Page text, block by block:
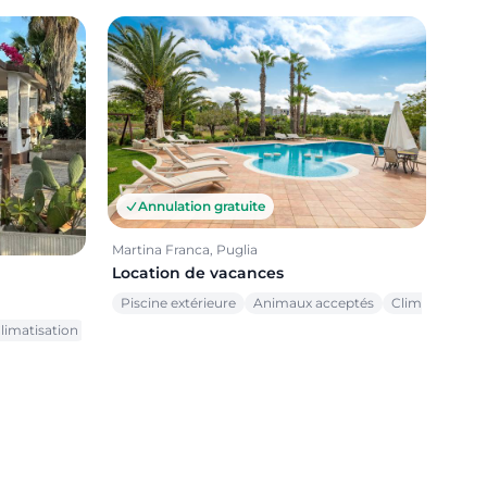
Annulation gratuite
Martina Franca, Puglia
Location de vacances
Piscine extérieure Animaux acceptés Climatisation